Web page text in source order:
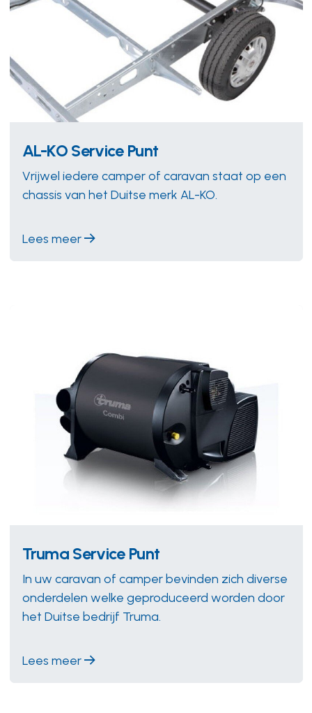
AL-KO Service Punt
Vrijwel iedere camper of caravan staat op een
chassis van het Duitse merk AL-KO.
Lees meer
Truma Service Punt
In uw caravan of camper bevinden zich diverse
onderdelen welke geproduceerd worden door
het Duitse bedrijf Truma.
Lees meer